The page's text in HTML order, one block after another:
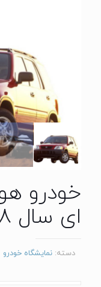
ای سال 1998
دسته: نمایشگاه خودرو